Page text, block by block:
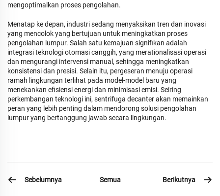
mengoptimalkan proses pengolahan.
Menatap ke depan, industri sedang menyaksikan tren dan inovasi
yang mencolok yang bertujuan untuk meningkatkan proses
pengolahan lumpur. Salah satu kemajuan signifikan adalah
integrasi teknologi otomasi canggih, yang merationalisasi operasi
dan mengurangi intervensi manual, sehingga meningkatkan
konsistensi dan presisi. Selain itu, pergeseran menuju operasi
ramah lingkungan terlihat pada model-model baru yang
menekankan efisiensi energi dan minimisasi emisi. Seiring
perkembangan teknologi ini, sentrifuga decanter akan memainkan
peran yang lebih penting dalam mendorong solusi pengolahan
lumpur yang bertanggung jawab secara lingkungan.
Sebelumnya Semua Berikutnya